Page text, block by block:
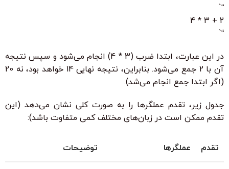
“`
2 + 3 * 4
“`
در این عبارت، ابتدا ضرب (3 * 4) انجام می‌شود و سپس نتیجه
آن با 2 جمع می‌شود. بنابراین، نتیجه نهایی 14 خواهد بود، نه 20
(اگر ابتدا جمع انجام می‌شد).
جدول زیر، تقدم عملگرها را به صورت کلی نشان می‌دهد (این
تقدم ممکن است در زبان‌های مختلف کمی متفاوت باشد):
تقدم عملگرها توضیحات